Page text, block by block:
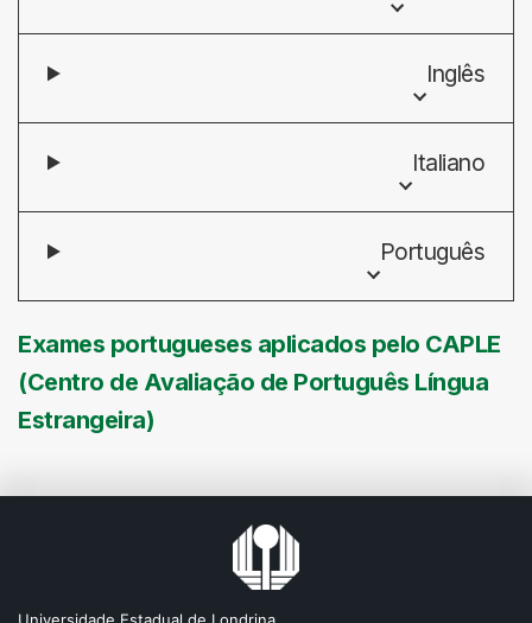
Inglês
Italiano
Português
Exames portugueses aplicados pelo CAPLE
(Centro de Avaliação de Português Língua
Estrangeira)